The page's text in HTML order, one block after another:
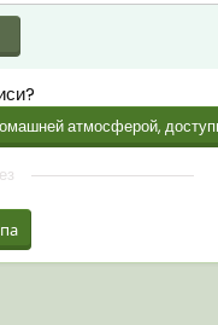
атмосферой,